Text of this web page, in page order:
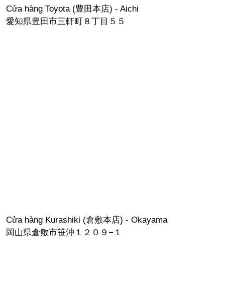
Cửa hàng Toyota (豊田本店) - Aichi
愛知県豊田市三軒町８丁目５５
Cửa hàng Kurashiki (倉敷本店) - Okayama
岡山県倉敷市笹沖１２０９−１